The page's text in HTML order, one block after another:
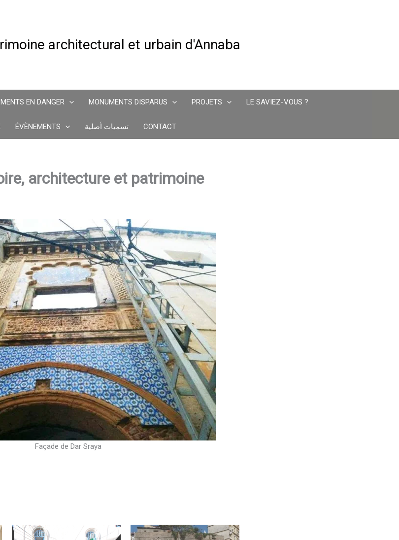
architectural et urbain d'Annaba
EN DANGER MONUMENTS DISPARUS PROJETS LE SAVIEZ-VOUS ?
ÉVÈNEMENTS تسميات أصلية CONTACT
architecture et patrimoine
Façade de Dar Sraya